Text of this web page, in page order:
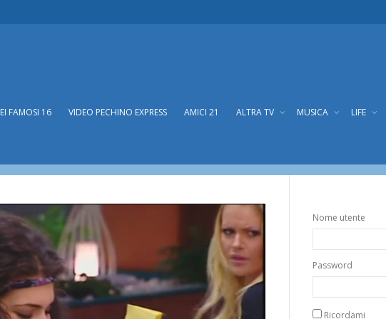
FAMOSI 16 VIDEO PECHINO EXPRESS AMICI 21 ALTRA TV MUSICA LIFE
rientra, in tre lasciano la casa
Nome utente
Password
Ricordami